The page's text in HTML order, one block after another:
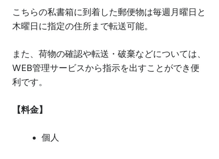
こちらの私書箱に到着した郵便物は毎週月曜日と
木曜日に指定の住所まで転送可能。
また、荷物の確認や転送・破棄などについては、
WEB管理サービスから指示を出すことができ便
利です。
【料金】
個人